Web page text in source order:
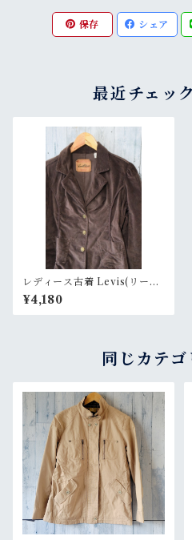
保存 シェア
最近チェッ
レディース古着 Levis(リーバ
イス)ベロアジャケット（Lad
y's）◆L RankBアメカジ古
着ファッション
¥4,180
同じカテ